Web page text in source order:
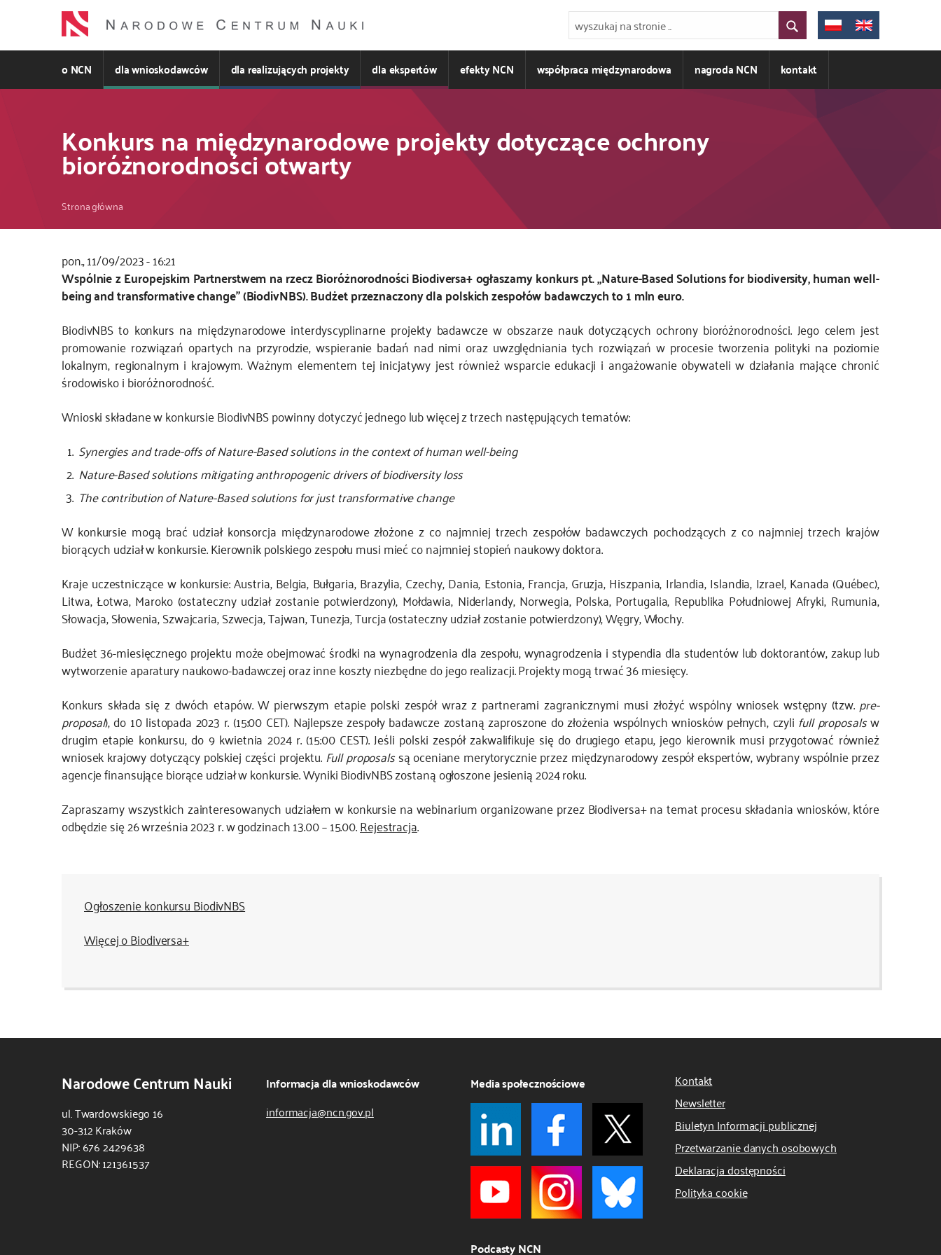
o NCN dla wnioskodawców dla realizujących projekty dla ekspertów efekty NCN współpraca międzynarodowa nagroda NCN kontakt
Konkurs na międzynarodowe projekty dotyczące ochrony
bioróżnorodności otwarty
Ścieżka
nawigacyjna
Strona główna
pon., 11/09/2023 - 16:21
Kod
CSS
JS
Wspólnie z Europejskim Partnerstwem na rzecz Bioróżnorodności Biodiversa+ ogłaszamy konkurs pt.„Nature-Based Solutions for biodiversity, human well-
being and transformative change” (BiodivNBS).Budżet przeznaczony dla polskich zespołów badawczych to 1 mln euro.
BiodivNBS to konkurs na międzynarodowe interdyscyplinarne projekty badawcze w obszarze nauk dotyczących ochrony bioróżnorodności. Jego celem jest
promowanie rozwiązań opartych na przyrodzie, wspieranie badań nad nimi oraz uwzględniania tych rozwiązań w procesie tworzenia polityki na poziomie
lokalnym, regionalnym i krajowym. Ważnym elementem tej inicjatywy jest również wsparcie edukacji i angażowanie obywateli w działania mające chronić
środowisko i bioróżnorodność.
Wnioski składane w konkursie BiodivNBS powinny dotyczyć jednego lub więcej z trzech następujących tematów:
Synergies and trade-offs of Nature-Based solutions in the context of human well-being
Nature-Based solutions mitigating anthropogenic drivers of biodiversity loss
The contribution of Nature-Based solutions for just transformative change
W konkursie mogą brać udział konsorcja międzynarodowe złożone z co najmniej trzech zespołów badawczych pochodzących z co najmniej trzech krajów
biorących udział w konkursie. Kierownik polskiego zespołu musi mieć co najmniej stopień naukowy doktora.
Kraje uczestniczące w konkursie: Austria, Belgia, Bułgaria, Brazylia, Czechy, Dania, Estonia, Francja, Gruzja, Hiszpania, Irlandia, Islandia, Izrael, Kanada (Québec),
Litwa, Łotwa, Maroko (ostateczny udział zostanie potwierdzony), Mołdawia, Niderlandy, Norwegia, Polska, Portugalia, Republika Południowej Afryki, Rumunia,
Słowacja, Słowenia, Szwajcaria, Szwecja, Tajwan, Tunezja, Turcja (ostateczny udział zostanie potwierdzony), Węgry, Włochy.
Budżet 36-miesięcznego projektu może obejmować środki na wynagrodzenia dla zespołu, wynagrodzenia i stypendia dla studentów lub doktorantów, zakup lub
wytworzenie aparatury naukowo-badawczej oraz inne koszty niezbędne do jego realizacji. Projekty mogą trwać 36 miesięcy.
Konkurs składa się z dwóch etapów. W pierwszym etapie polski zespół wraz z partnerami zagranicznymi musi złożyć wspólny wniosek wstępny (tzw. pre-
proposal), do 10 listopada 2023 r. (15:00 CET). Najlepsze zespoły badawcze zostaną zaproszone do złożenia wspólnych wniosków pełnych, czyli full proposalsw
drugim etapie konkursu, do 9 kwietnia 2024 r. (15:00 CEST). Jeśli polski zespół zakwalifikuje się do drugiego etapu, jego kierownik musi przygotować również
wniosek krajowy dotyczący polskiej części projektu.Full proposalssą oceniane merytorycznie przez międzynarodowy zespół ekspertów, wybrany wspólnie przez
agencje finansujące biorące udział w konkursie. Wyniki BiodivNBS zostaną ogłoszone jesienią 2024 roku.
Zapraszamy wszystkich zainteresowanych udziałem w konkursie na webinarium organizowane przez Biodiversa+ na temat procesu składania wniosków, które
odbędzie się 26 września 2023 r. w godzinach 13.00 – 15.00.Rejestracja.
Ogłoszenie konkursu BiodivNBS
Więcej o Biodiversa+
Narodowe Centrum Nauki
ul. Twardowskiego 16
30-312 Kraków
NIP: 676 2429638
REGON: 121361537
Informacja dla wnioskodawców
informacja@ncn.gov.pl
Media społecznościowe
Podcasty NCN
Kontakt
Newsletter
Biuletyn Informacji publicznej
Przetwarzanie danych osobowych
Deklaracja dostępności
Polityka cookie